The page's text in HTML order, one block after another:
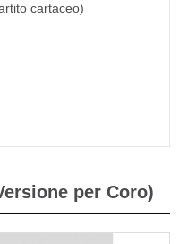
cartaceo)
per Coro)